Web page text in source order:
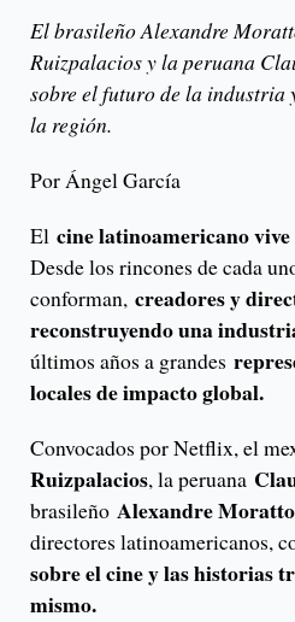
El brasileño Alexandre
Ruizpalacios y la peruana
sobre el futuro de la industria
la región.
Por Ángel García
El cine latinoamericano
Desde los rincones de cada
conforman, creadores y
reconstruyendo una
últimos años a grandes
locales de impacto global.
Convocados por Netflix, el
Ruizpalacios, la peruana
brasileño Alexandre Moratto
directores latinoamericanos,
sobre el cine y las historias
mismo.